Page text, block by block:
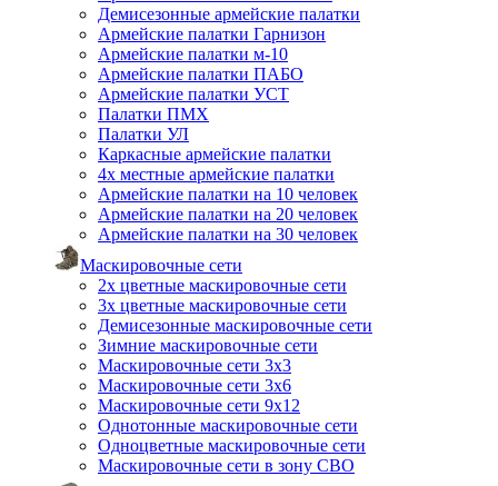
Демисезонные армейские палатки
Армейские палатки Гарнизон
Армейские палатки м-10
Армейские палатки ПАБО
Армейские палатки УСТ
Палатки ПМХ
Палатки УЛ
Каркасные армейские палатки
4х местные армейские палатки
Армейские палатки на 10 человек
Армейские палатки на 20 человек
Армейские палатки на 30 человек
Маскировочные сети
2х цветные маскировочные сети
3х цветные маскировочные сети
Демисезонные маскировочные сети
Зимние маскировочные сети
Маскировочные сети 3х3
Маскировочные сети 3х6
Маскировочные сети 9х12
Однотонные маскировочные сети
Одноцветные маскировочные сети
Маскировочные сети в зону СВО